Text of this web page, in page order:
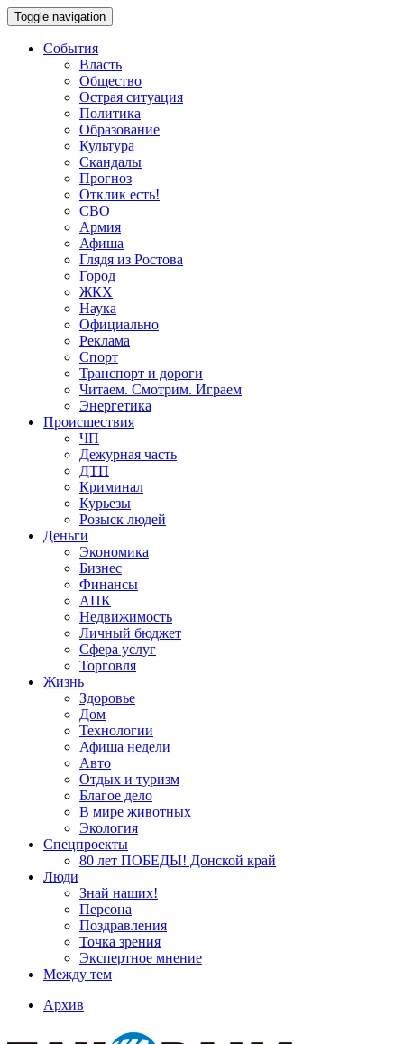
Toggle navigation
События
Власть
Общество
Острая ситуация
Политика
Образование
Культура
Скандалы
Прогноз
Отклик есть!
СВО
Армия
Афиша
Глядя из Ростова
Город
ЖКХ
Наука
Официально
Реклама
Спорт
Транспорт и дороги
Читаем. Смотрим. Играем
Энергетика
Происшествия
ЧП
Дежурная часть
ДТП
Криминал
Курьезы
Розыск людей
Деньги
Экономика
Бизнес
Финансы
АПК
Недвижимость
Личный бюджет
Сфера услуг
Торговля
Жизнь
Здоровье
Дом
Технологии
Афиша недели
Авто
Отдых и туризм
Благое дело
В мире животных
Экология
Спецпроекты
80 лет ПОБЕДЫ! Донской край
Люди
Знай наших!
Персона
Поздравления
Точка зрения
Экспертное мнение
Между тем
Архив